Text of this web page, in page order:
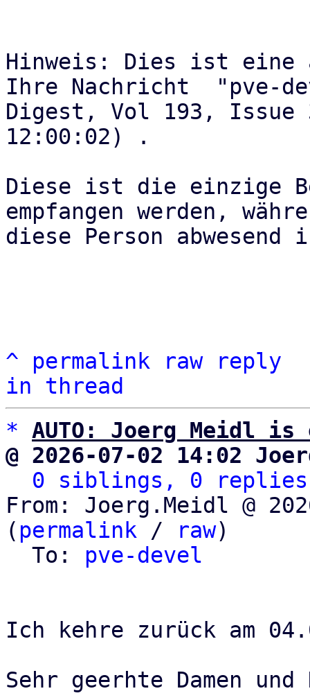
Hinweis: Dies ist eine
Ihre Nachricht  "pve-
Digest, Vol 193, Issue
12:00:02) .
Diese ist die einzige
empfangen werden,
diese Person abwesend
^ permalink raw
reply
in thread
*
AUTO: Joerg Meidl
@ 2026-07-02 14:02
0 siblings, 0 replies;
From: Joerg.Meidl @
( permalink / raw)
  To:
pve-devel
Ich kehre zurück am
Sehr geerhte Damen